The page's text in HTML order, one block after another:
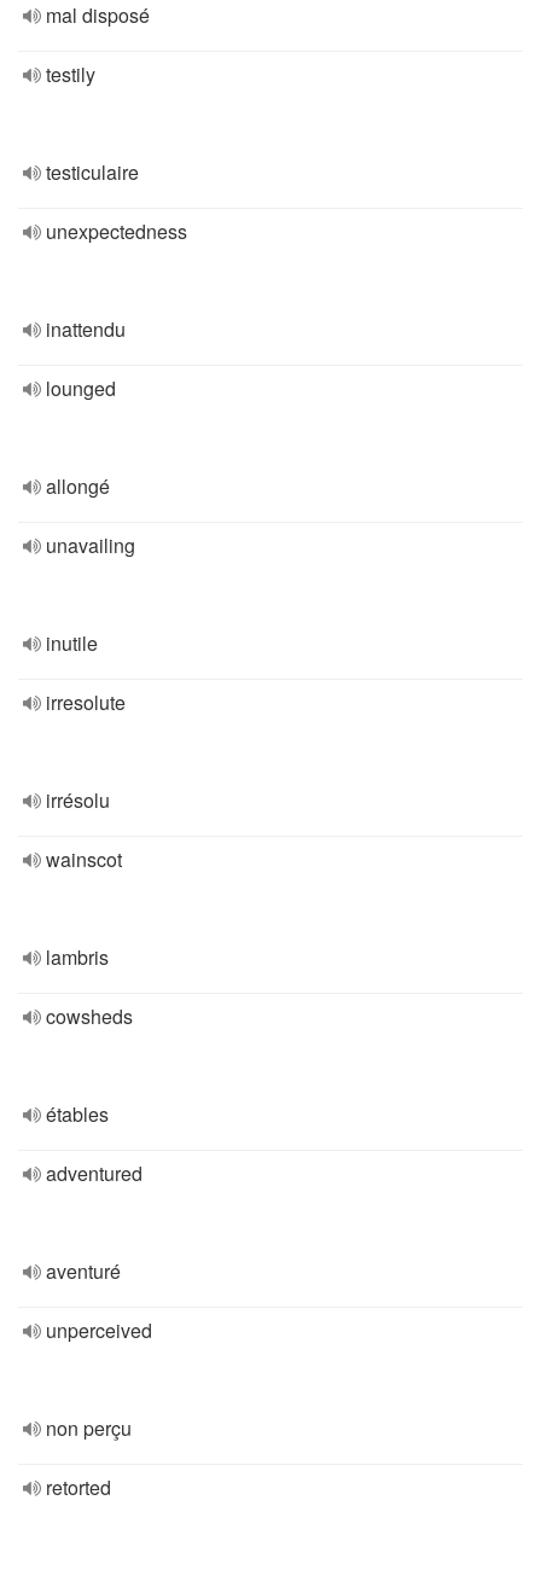
mal disposé
testily
testiculaire
unexpectedness
inattendu
lounged
allongé
unavailing
inutile
irresolute
irrésolu
wainscot
lambris
cowsheds
étables
adventured
aventuré
unperceived
non perçu
retorted